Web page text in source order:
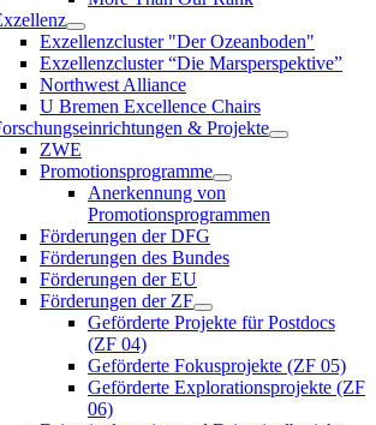
Exzellenzcluster "Der Ozeanboden"
Exzellenzcluster “Die Marsperspektive”
Northwest Alliance
U Bremen Excellence Chairs
& Projekte
ZWE
Promotionsprogramme
Anerkennung von
Promotionsprogrammen
Förderungen der DFG
Förderungen des Bundes
Förderungen der EU
Förderungen der ZF
Geförderte Projekte für Postdocs
(ZF 04)
Geförderte Fokusprojekte (ZF 05)
Geförderte Explorationsprojekte (ZF
06)